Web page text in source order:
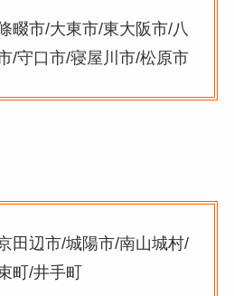
畷市/大東市/東大阪市/八
/守口市/寝屋川市/松原市
田辺市/城陽市/南山城村/
町/井手町